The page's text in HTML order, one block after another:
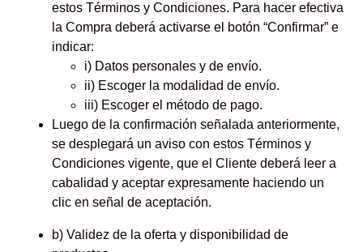
estos Términos y Condiciones. Para hacer efectiva
la Compra deberá activarse el botón “Confirmar” e
indicar:
i) Datos personales y de envío.
ii) Escoger la modalidad de envío.
iii) Escoger el método de pago.
Luego de la confirmación señalada anteriormente,
se desplegará un aviso con estos Términos y
Condiciones vigente, que el Cliente deberá leer a
cabalidad y aceptar expresamente haciendo un
clic en señal de aceptación.
b) Validez de la oferta y disponibilidad de